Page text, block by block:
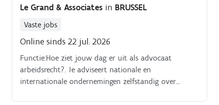
Le Grand & Associates in BRUSSEL
Vaste jobs
Online sinds 22 jul. 2026
Functie:Hoe ziet jouw dag er uit als advocaat
arbeidsrecht?. Je adviseert nationale en
internationale ondernemingen zelfstandig over